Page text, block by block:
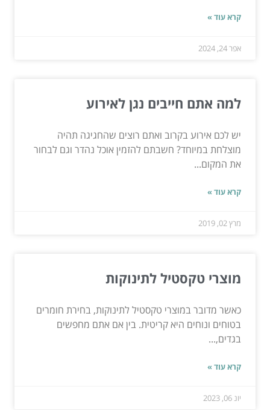
קרא עוד »
אפר 24, 2024
למה אתם חייבים נגן לאירוע
יש לכם אירוע בקרוב ואתם רוצים שהחגיגה תהיה
מוצלחת במיוחד? חשבתם להזמין אוכל נהדר וגם לבחור
את המקום...
קרא עוד »
מרץ 02, 2019
מוצרי טקסטיל לתינוקות
כאשר מדובר במוצרי טקסטיל לתינוקות, בחירת חומרים
בטוחים ונוחים היא קריטית. בין אם אתם מחפשים
בגדים,...
קרא עוד »
יונ 06, 2023